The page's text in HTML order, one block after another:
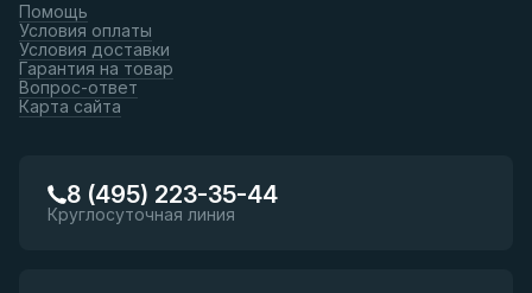
Помощь
Условия оплаты
Условия доставки
Гарантия на товар
Вопрос-ответ
Карта сайта
8 (495) 223-35-44
Круглосуточная линия